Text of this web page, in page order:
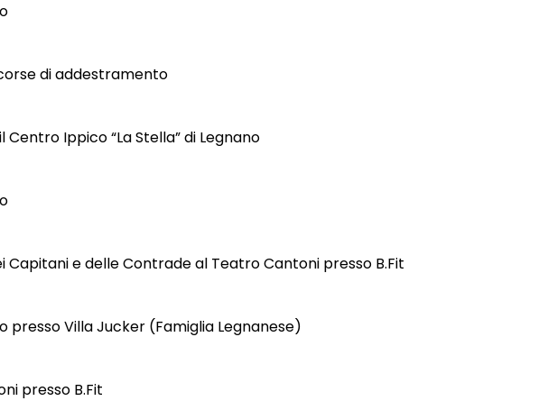
di addestramento
Ippico “La Stella” di Legnano
Capitani e delle Contrade al Teatro Cantoni presso B.Fit
presso Villa Jucker (Famiglia Legnanese)
presso B.Fit